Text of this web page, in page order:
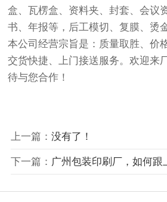
盒、瓦楞盒、资料夹、封套、会议
书、年报等，后工模切、复膜、烫
本公司经营宗旨是：质量取胜、价
交货快捷、上门接送服务。欢迎来
待与您合作！
上一篇： 没有了！
下一篇： 广州包装印刷厂，如何跟